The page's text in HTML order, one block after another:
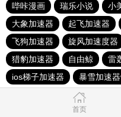
哔咔漫画
瑞乐小说 小
大象加速器
起飞加速器
飞狗加速器
旋风加速度器
猎豹加速器
自由鲸 雷
ios梯子加速器
暴雪加速
首页